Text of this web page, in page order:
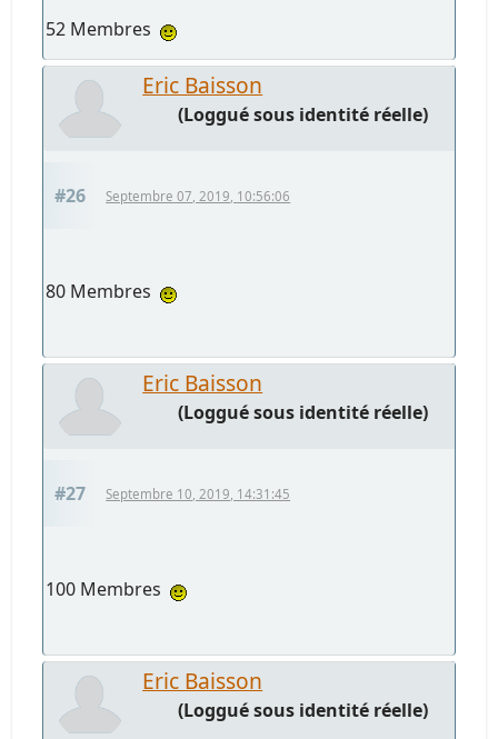
52 Membres
Eric Baisson
(Loggué sous identité réelle)
#26 Septembre 07, 2019, 10:56:06
80 Membres
Eric Baisson
(Loggué sous identité réelle)
#27 Septembre 10, 2019, 14:31:45
100 Membres
Eric Baisson
(Loggué sous identité réelle)